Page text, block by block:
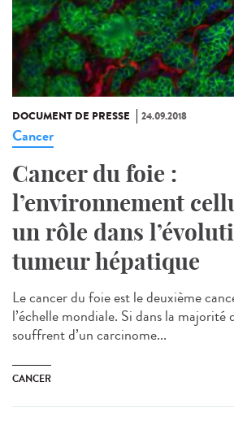
DOCUMENT DE PRESSE 24.09.2018
Cancer
Cancer du foie :
l’environnement
un rôle dans
tumeur hépatique
Le cancer du foie est le deuxième
l’échelle mondiale. Si dans la majorité
souffrent d’un carcinome...
CANCER